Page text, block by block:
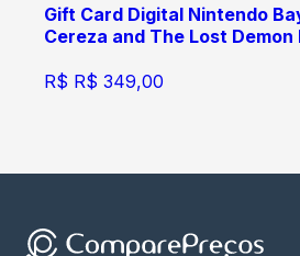
Gift Card Digital Nintendo
Cereza and The Lost
R$ R$ 349,00